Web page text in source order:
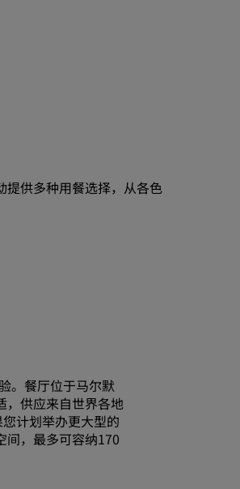
提供多种用餐选择，从各色
。餐厅位于马尔默
，供应来自世界各地
计划举办更大型的
间，最多可容纳170